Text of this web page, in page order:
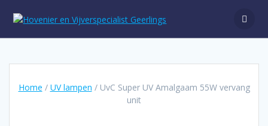
naar
Home / UV lampen / UvC Super UV Amalgaam 55W vervang
unit